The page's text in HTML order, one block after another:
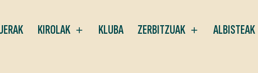
KIROLAK KLUBA ZERBITZUAK ALBISTEAK